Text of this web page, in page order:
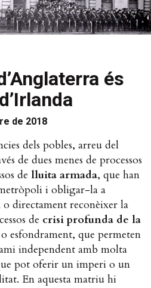
és
de 2018
dels pobles, arreu del
de dues menes de processos
de lluita armada, que han
i obligar-la a
directament reconèixer la
de crisi profunda de la
o esfondrament, que permeten
independent amb molta
pot oferir un imperi o un
En aquesta matriu hi